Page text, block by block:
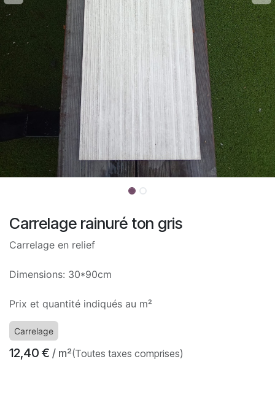
Carrelage rainuré ton gris
Carrelage en relief
Dimensions: 30*90cm
Prix et quantité indiqués au m²
Carrelage
12,40 € / m²(Toutes taxes comprises)